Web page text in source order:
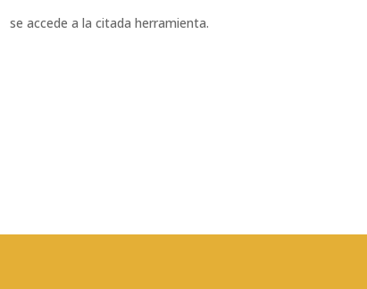
se accede a la citada herramienta.